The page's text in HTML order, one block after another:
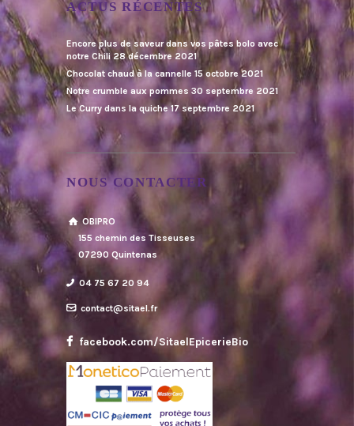
ACTUS RÉCENTES
Encore plus de saveur dans vos pâtes bolo avec
notre Chili 28 décembre 2021
Chocolat chaud à la cannelle 15 octobre 2021
Notre crumble aux pommes 30 septembre 2021
Le Curry dans la quiche 17 septembre 2021
NOUS CONTACTER
OBIPRO
155 chemin des Tisseuses
07290 Quintenas
04 75 67 20 94
contact@sitael.fr
facebook.com/SitaelEpicerieBio